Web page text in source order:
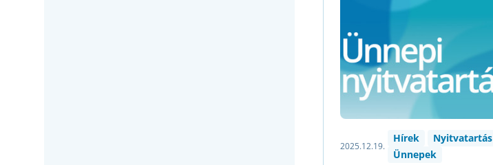
2025.12.19.
Hírek
Nyitvatartás
Ünnepek